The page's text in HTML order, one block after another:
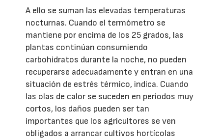
A ello se suman las elevadas temperaturas
nocturnas. Cuando el termómetro se
mantiene por encima de los 25 grados, las
plantas continúan consumiendo
carbohidratos durante la noche, no pueden
recuperarse adecuadamente y entran en una
situación de estrés térmico, indica. Cuando
las olas de calor se suceden en periodos muy
cortos, los daños pueden ser tan
importantes que los agricultores se ven
obligados a arrancar cultivos hortícolas